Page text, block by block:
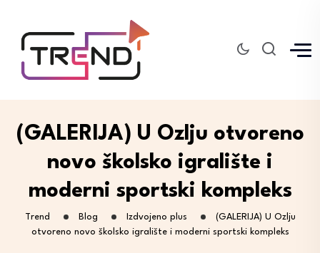
(GALERIJA) U Ozlju otvoreno
novo školsko igralište i
moderni sportski kompleks
Trend Blog Izdvojeno plus
(GALERIJA) U Ozlju
otvoreno novo školsko igralište i moderni sportski kompleks